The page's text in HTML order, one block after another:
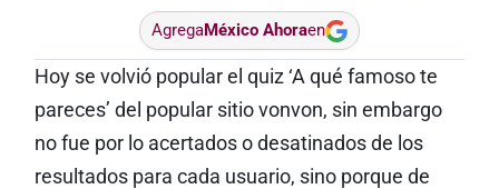
AgregaMéxico Ahoraen
Hoy se volvió popular el quiz ‘A qué famoso te
pareces’ del popular sitio vonvon, sin embargo
no fue por lo acertados o desatinados de los
resultados para cada usuario, sino porque de